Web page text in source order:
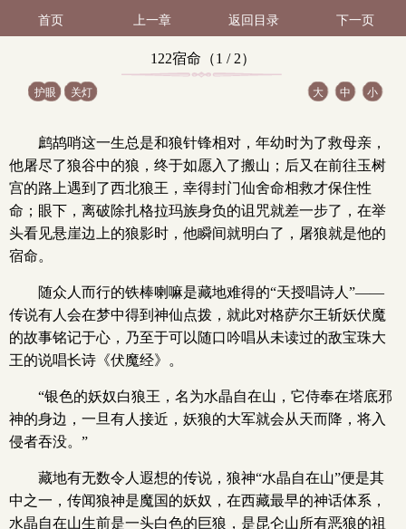
首页 上一章 返回目录 下一页
122宿命（1 / 2）
护眼 关灯 大 中 小
鹧鸪哨这一生总是和狼针锋相对，年幼时为了救母亲，
他屠尽了狼谷中的狼，终于如愿入了搬山；后又在前往玉树
宫的路上遇到了西北狼王，幸得封门仙舍命相救才保住性
命；眼下，离破除扎格拉玛族身负的诅咒就差一步了，在举
头看见悬崖边上的狼影时，他瞬间就明白了，屠狼就是他的
宿命。
随众人而行的铁棒喇嘛是藏地难得的“天授唱诗人”——
传说有人会在梦中得到神仙点拨，就此对格萨尔王斩妖伏魔
的故事铭记于心，乃至于可以随口吟唱从未读过的敌宝珠大
王的说唱长诗《伏魔经》。
“银色的妖奴白狼王，名为水晶自在山，它侍奉在塔底邪
神的身边，一旦有人接近，妖狼的大军就会从天而降，将入
侵者吞没。”
藏地有无数令人遐想的传说，狼神“水晶自在山”便是其
中之一，传闻狼神是魔国的妖奴，在西藏最早的神话体系，
水晶自在山生前是一头白色的巨狼，是昆仑山所有恶狼的祖